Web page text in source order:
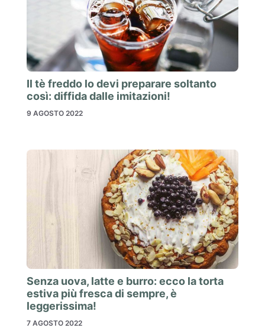
Il tè freddo lo devi preparare soltanto
così: diffida dalle imitazioni!
9 AGOSTO 2022
Senza uova, latte e burro: ecco la torta
estiva più fresca di sempre, è
leggerissima!
7 AGOSTO 2022